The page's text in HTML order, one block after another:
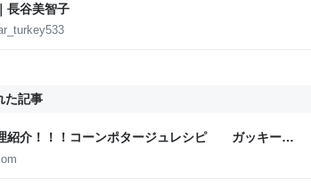
長谷美智子
た記事
紹介！！！コーンポタージュレシピ ガッキーの
キーの料理ブログ！